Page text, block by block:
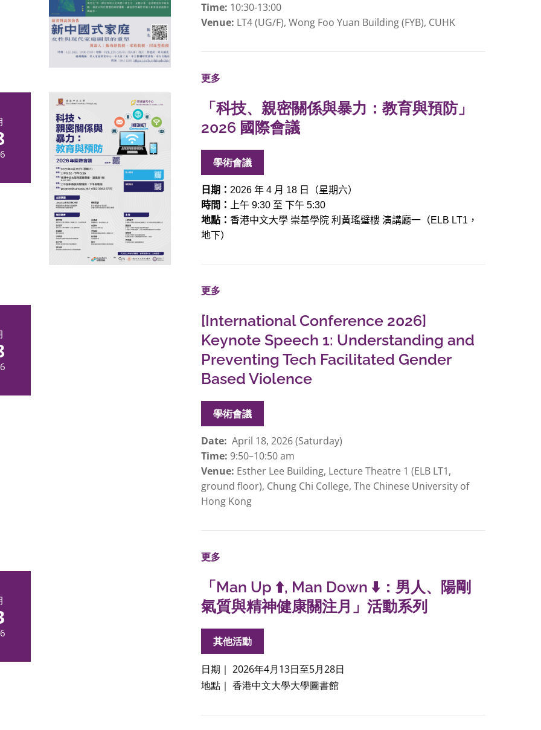
Time: 10:30-13:00
Venue: LT4 (UG/F), Wong Foo Yuan Building (FYB), CUHK
更多
「科技、親密關係與暴力：教育與預防」
2026 國際會議
學術會議
日期： 2026 年4 月 18 日（星期六）
時間： 上午9:30 至 下午5:30
地點： 香港中文大學 崇基學院利黃瑤璧樓演講廳一（ELB LT1，
地下）
更多
[International Conference 2026]
Keynote Speech 1: Understanding and
Preventing Tech Facilitated Gender
Based Violence
學術會議
Date: April 18, 2026 (Saturday)
Time: 9:50–10:50 am
Venue: Esther Lee Building, Lecture Theatre 1 (ELB LT1,
ground floor), Chung Chi College, The Chinese University of
Hong Kong
更多
「Man Up ⬆️, Man Down ⬇️：男人、陽剛
氣質與精神健康關注月」活動系列
其他活動
日期｜ 2026年4月13日至5月28日
地點｜ 香港中文大學大學圖書館